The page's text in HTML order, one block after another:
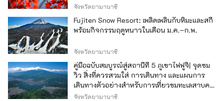
จังหวัดยามานาชิ
Fujiten Snow Resort: เพลิดเพลินกับหิมะและสกี
พร้อมกิจกรรมฤดูหนาวในเดือน ม.ค.–ก.พ.
จังหวัดยามานาชิ
คู่มือฉบับสมบูรณ์สู่สถานีที่ 5 ภูเขาไฟฟูจิ| จุดชม
วิว สิ่งที่ควรสวมใส่ การเดินทาง และแผนการ
เดินทางตัวอย่างสำหรับการเที่ยวชมทะเลสาบคา
วากุจิ
จังหวัดยามานาชิ